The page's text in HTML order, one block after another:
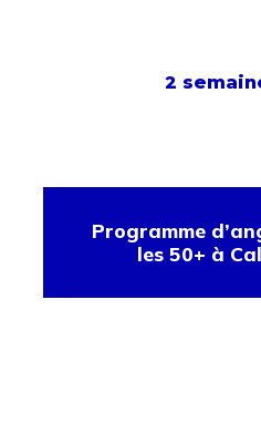
2
Programme
les 50+ à